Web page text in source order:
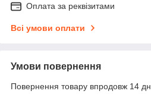
Оплата за реквізитами
Всі умови оплати
Умови повернення
Повернення товару впродовж 14